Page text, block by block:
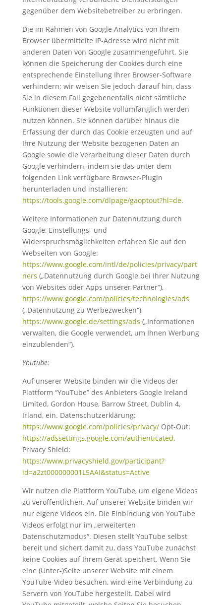
gegenüber dem Websitebetreiber zu erbringen.
Die im Rahmen von Google Analytics von Ihrem
Browser übermittelte IP-Adresse wird nicht mit
anderen Daten von Google zusammengeführt. Sie
können die Speicherung der Cookies durch eine
entsprechende Einstellung Ihrer Browser-Software
verhindern; wir weisen Sie jedoch darauf hin, dass
Sie in diesem Fall gegebenenfalls nicht sämtliche
Funktionen dieser Website vollumfänglich werden
nutzen können. Sie können darüber hinaus die
Erfassung der durch das Cookie erzeugten und auf
Ihre Nutzung der Website bezogenen Daten an
Google sowie die Verarbeitung dieser Daten durch
Google verhindern, indem sie das unter dem
folgenden Link verfügbare Browser-Plugin
herunterladen und installieren:
https://tools.google.com/dlpage/gaoptout?hl=de.
Weitere Informationen zur Datennutzung durch
Google, Einstellungs- und
Widerspruchsmöglichkeiten erfahren Sie auf den
Webseiten von Google:
https://www.google.com/intl/de/policies/privacy/part
ners („Datennutzung durch Google bei Ihrer Nutzung
von Websites oder Apps unserer Partner“),
https://www.google.com/policies/technologies/ads
(„Datennutzung zu Werbezwecken“),
https://www.google.de/settings/ads („Informationen
verwalten, die Google verwendet, um Ihnen Werbung
einzublenden“).
Youtube:
Auf unserer Website binden wir die Videos der
Plattform “YouTube” des Anbieters Google Ireland
Limited, Gordon House, Barrow Street, Dublin 4,
Irland, ein. Datenschutzerklärung:
https://www.google.com/policies/privacy/Opt-Out:
https://adssettings.google.com/authenticated.
Privacy Shield:
https://www.privacyshield.gov/participant?
id=a2zt000000001L5AAI&status=Active
Wir nutzen die Plattform YouTube, um eigene Videos
zu veröffentlichen. Auf unserer Website binden wir
nur eigene Videos ein. Die Einbindung von YouTube
Videos erfolgt nur im „erweiterten
Datenschutzmodus“. Diesen stellt YouTube selbst
bereit und sichert damit zu, dass YouTube zunächst
keine Cookies auf Ihrem Gerät speichert. Wenn Sie
eine (Unter-)Seite unserer Website mit einem
YouTube-Video besuchen, wird eine Verbindung zu
Servern von YouTube hergestellt. Dabei wird